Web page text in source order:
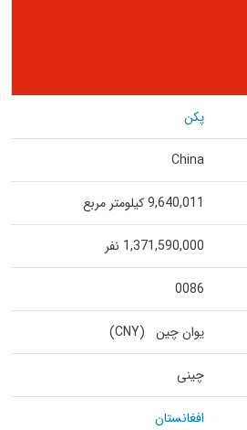
پکن
China
9,640,011 کیلومتر مربع
1,371,590,000 نفر
0086
یوان چین (CNY)
چینی
افغانستان